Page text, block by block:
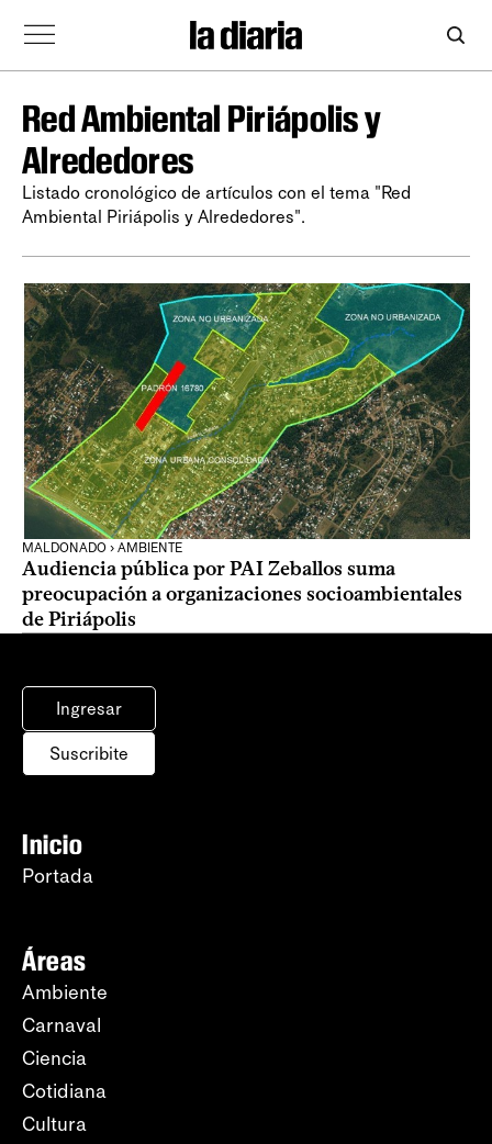
Red Ambiental Piriápolis y
Alrededores
Listado cronológico de artículos con el tema "Red
Ambiental Piriápolis y Alrededores".
MALDONADO › AMBIENTE
Audiencia pública por PAI Zeballos suma
preocupación a organizaciones socioambientales
de Piriápolis
Ingresar
Suscribite
Inicio
Portada
Áreas
Ambiente
Carnaval
Ciencia
Cotidiana
Cultura